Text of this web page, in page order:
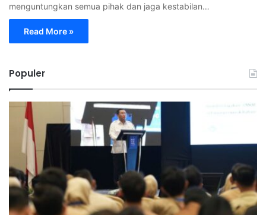
menguntungkan semua pihak dan jaga kestabilan…
Read More »
Populer